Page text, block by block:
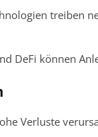
treiben
DeFi können
Verluste